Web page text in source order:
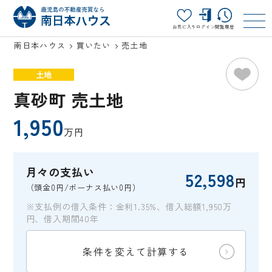
お気に入り ログイン閲覧履歴
南日本ハウス 買いたい 売土地
土地
真砂町 売土地
1,950万円
月々の支払い
（頭金0円/ボーナス払い0円） 52,598円
※支払例の借入条件：金利1.35%、借入総額1,950万
円、借入期間40年
条件を変えて計算する